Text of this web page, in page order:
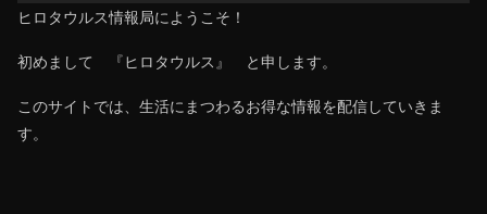
ヒロタウルス情報局にようこそ！
初めまして 『ヒロタウルス』 と申します。
このサイトでは、生活にまつわるお得な情報を配信していきま
す。